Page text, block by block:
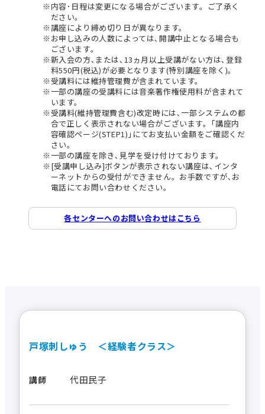
内容･日程は変更になる場合がございます。ご了承く
ださい。
講座により締め切り日が異なります。
お申し込みの人数によっては､開講中止となる場合も
ございます。
新入会の方､または､13ヵ月以上受講がない方は､登録
料550円(税込)が必要となります(特別講座を除く)。
受講料には維持管理費が含まれています。
一部の講座の受講料には音楽著作権使用料が含まれて
います。
受講料(維持管理費含む)改定時には､一部システムの都
合で正しく表示されない場合がございます。｢講座内
容確認ページ(STEP1)｣にてお支払い金額をご確認くだ
さい。
一部の講座を除き､見学を受け付けております。
[受講申し込み]ボタンが表示されない講座は､インタ
ーネットからの受付ができません。お手数ですが､お
電話にてお問い合わせください。
各センターへのお問い合わせはこちら
戸塚刺しゅう ＜経験者クラス＞
講師 代田民子